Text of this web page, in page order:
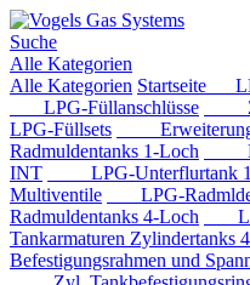
Suche
Alle Kategorien
Alle Kategorien Startseite
LPG-Füllanschlüsse
LPG-Füllsets
Radmuldentanks 1-Loch
INT
LPG-Unterflurtank
Multiventile
LPG-
Radmuldentanks 4-Loch
Tankarmaturen Zylindertanks
Befestigungsrahmen und